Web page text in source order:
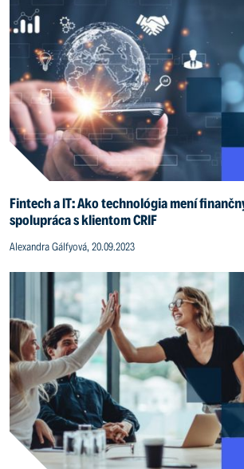
Fintech a IT: Ako technológia mení
spolupráca s klientom CRIF
Alexandra Gálfyová, 20.09.2023